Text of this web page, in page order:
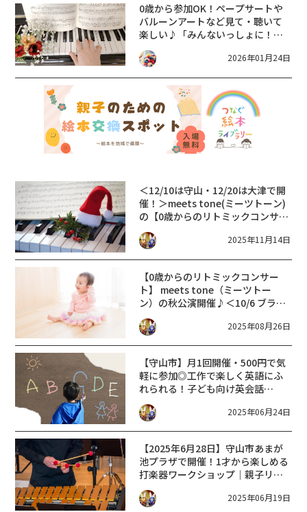
0歳から参加OK！ペープサートや
バルーンアートなど見て・聴いて
楽しい♪「みんないっしょに！き
らきらコンサート」【あまが池プ
ラザ】〈2/6〉守山市2026年01月24日
＜12/10は守山・12/20は大津で開
催！＞meets tone(ミーツトーン)
の【0歳からのリトミックコンサー
トvol.12】クリスマスの雰囲気い
っぱい★【あまが池プラザ】【ブ
2025年11月14日
【0歳からのリトミックコンサー
ト】 meets tone（ミーツトー
ン）の秋公演開催♪＜10/6 ブラン
チ大津京＞＜10/8 あまが池プラザ
＞
2025年08月26日
【守山市】月1回開催・500円で気
軽に参加◎工作で楽しく英語にふ
れられる！子ども向け英会話
「ENGLISH LABO」あまが池プラ
ザで開催中♪
2025年06月24日
【2025年6月28日】守山市あまが
池プラザで開催！1才から楽しめる
打楽器ワークショップ｜親子リト
ミック体験も♪
2025年06月19日